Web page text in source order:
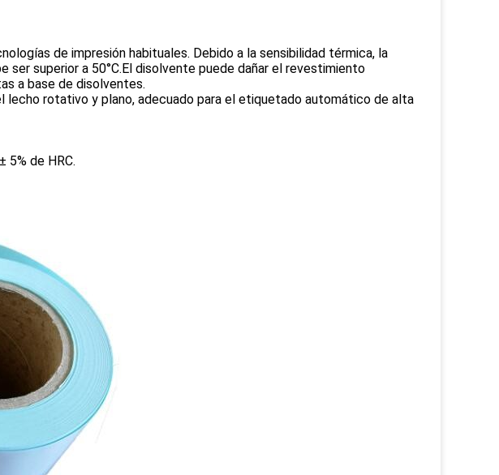
de impresión habituales. Debido a la sensibilidad térmica, la
superior a 50°C.El disolvente puede dañar el revestimiento
a base de disolventes.
rotativo y plano, adecuado para el etiquetado automático de alta
5% de HRC.